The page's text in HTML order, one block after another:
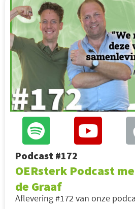
Podcast #172
OERsterk Podcast
de Graaf
Aflevering #172 van onze